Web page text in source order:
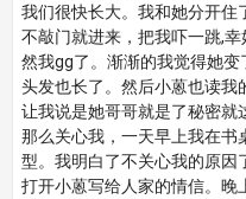
我们很快长大。我和她分开住
不敲门就进来，把我吓一跳,
然我gg了。渐渐的我觉得她变
头发也长了。然后小蒽也读我
让我说是她哥哥就是了秘密就
那么关心我，一天早上我在书
型。我明白了不关心我的原因
打开小蒽写给人家的情信。晚